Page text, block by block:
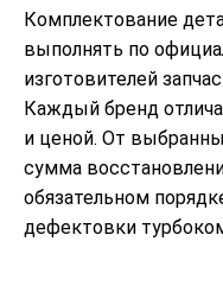
Комплектование
выполнять по
изготовителей
Каждый бренд
и ценой. От
сумма
обязательном
дефектовки